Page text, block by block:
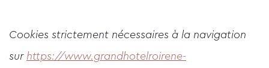
Cookies strictement nécessaires à la navigation
surhttps://www.grandhotelroirene-